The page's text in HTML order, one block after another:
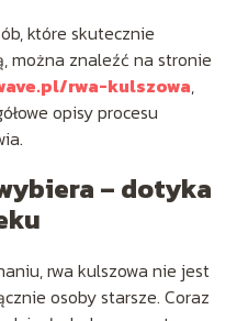
które skutecznie
można znaleźć na stronie
rwa-kulszowa,
opisy procesu
– dotyka
rwa kulszowa nie jest
osoby starsze. Coraz